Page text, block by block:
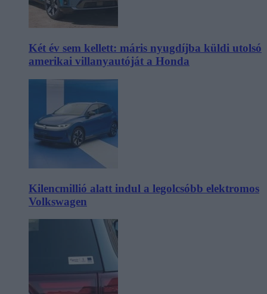
Két év sem kellett: máris nyugdíjba küldi utolsó
amerikai villanyautóját a Honda
Kilencmillió alatt indul a legolcsóbb elektromos
Volkswagen